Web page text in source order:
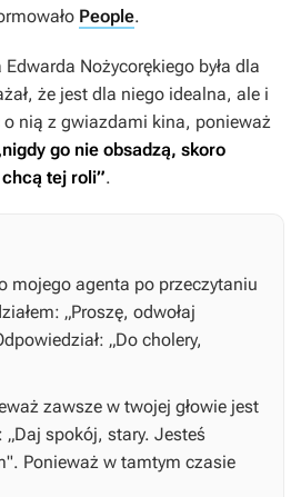
People.
Nożycorękiego była dla
że jest dla niego idealna, ale i
o nią z gwiazdami kina, ponieważ
go nie obsadzą, skoro
tej roli”.
mojego agenta po przeczytaniu
„Proszę, odwołaj
„Do cholery,
zawsze w twojej głowie jest
spokój, stary. Jesteś
Ponieważ w tamtym czasie